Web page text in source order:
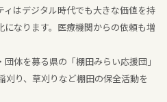
ィはデジタル時代でも大きな価値を持
なります。医療機関からの依頼も増
体を募る県の「棚田みらい応援団」
刈り、草刈りなど棚田の保全活動を